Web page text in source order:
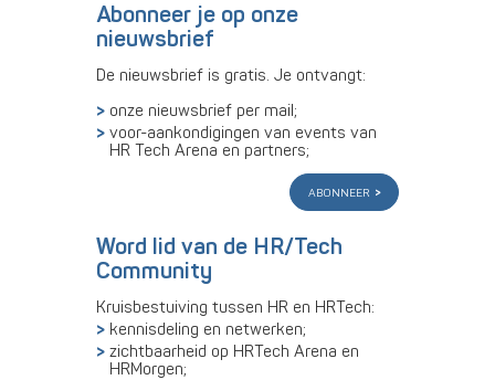
Abonneer je op onze
nieuwsbrief
De nieuwsbrief is gratis. Je ontvangt:
onze nieuwsbrief per mail;
voor-aankondigingen van events van
HR Tech Arena en partners;
abonneer
Word lid van de HR/Tech
Community
Kruisbestuiving tussen HR en HRTech:
kennisdeling en netwerken;
zichtbaarheid op HRTech Arena en
HRMorgen;